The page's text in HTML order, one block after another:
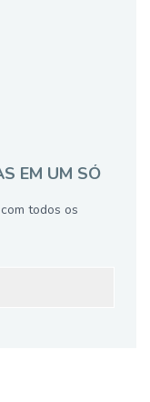
EM UM SÓ
todos os